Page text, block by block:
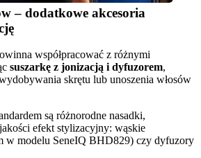
– dodatkowe akcesoria
współpracować z różnymi
suszarkę z jonizacją i dyfuzorem,
skrętu lub unoszenia włosów
są różnorodne nasadki,
efekt stylizacyjny: wąskie
w modelu SeneIQ BHD829) czy dyfuzory